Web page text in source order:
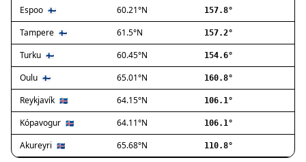
Glostrup
Greve
Hedehusene
Herlev
Hvidovre
Høje-Taastrup
Ishøj
Jyllinge
Lillerød
Lyngby
Espoo 🇫🇮 60.21°N 157.8°
Tampere 🇫🇮 61.5°N 157.2°
Turku 🇫🇮 60.45°N 154.6°
Oulu 🇫🇮 65.01°N 160.8°
Reykjavík 🇮🇸 64.15°N 106.1°
Kópavogur 🇮🇸 64.11°N 106.1°
Akureyri 🇮🇸 65.68°N 110.8°